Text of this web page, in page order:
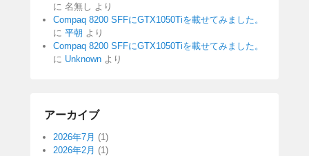
に 名無し より
Compaq 8200 SFFにGTX1050Tiを載せてみました。
に 平朝 より
Compaq 8200 SFFにGTX1050Tiを載せてみました。
に Unknown より
アーカイブ
2026年7月 (1)
2026年2月 (1)